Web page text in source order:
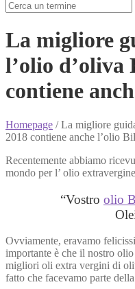
La migliore
l’olio d’oliva
contiene
Homepage /La migliore
2018 contiene anche l’olio
Recentemente abbiamo
mondo per l’ olio
“Vostro olio
Ovviamente, eravamo
importante è che il nostro
migliori oli extra vergini di
fatto che facevamo parte